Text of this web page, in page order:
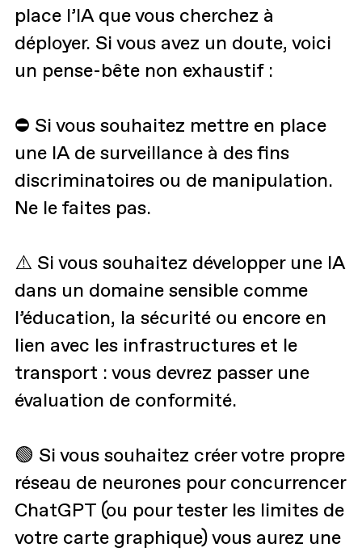
place l’IA que vous cherchez à
déployer. Si vous avez un doute, voici
un pense-bête non exhaustif :
⛔ Si vous souhaitez mettre en place
une IA de surveillance à des fins
discriminatoires ou de manipulation.
Ne le faites pas.
⚠️ Si vous souhaitez développer une IA
dans un domaine sensible comme
l’éducation, la sécurité ou encore en
lien avec les infrastructures et le
transport : vous devrez passer une
évaluation de conformité.
🟢 Si vous souhaitez créer votre propre
réseau de neurones pour concurrencer
ChatGPT (ou pour tester les limites de
votre carte graphique) vous aurez une